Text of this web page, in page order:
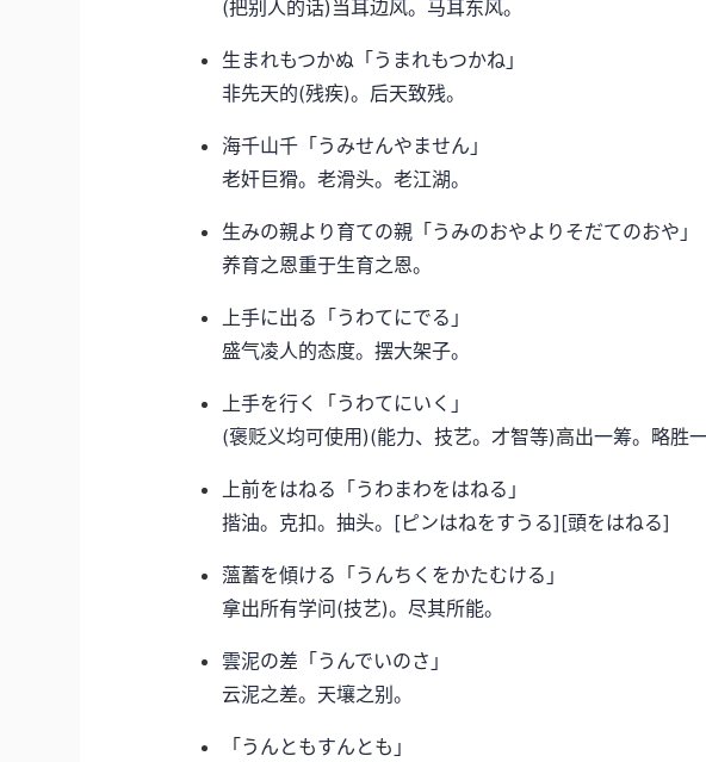
(把别人的话)当耳边风。马耳东风。
生まれもつかぬ「うまれもつかね」
非先天的(残疾)。后天致残。
海千山千「うみせんやません」
老奸巨猾。老滑头。老江湖。
生みの親より育ての親「うみのおやよりそだてのおや」
养育之恩重于生育之恩。
上手に出る「うわてにでる」
盛气凌人的态度。摆大架子。
上手を行く「うわてにいく」
(褒贬义均可使用)(能力、技艺。才智等)高出一筹。略胜一
上前をはねる「うわまわをはねる」
揩油。克扣。抽头。[ピンはねをすうる][頭をはねる]
薀蓄を傾ける「うんちくをかたむける」
拿出所有学问(技艺)。尽其所能。
雲泥の差「うんでいのさ」
云泥之差。天壤之别。
「うんともすんとも」